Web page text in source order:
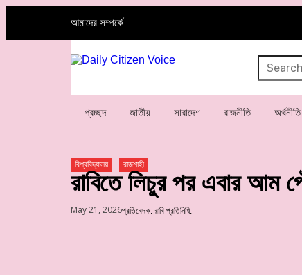
আমাদের সম্পর্কে
প্রচ্ছদ জাতীয় সারাদেশ রাজনীতি অর্থনীতি
বিশ্ববিদ্যালয় রাজশাহী
রাবিতে লিচুর পর এবার আম
May 21, 2026প্রতিবেদক: রাবি প্রতিনিধি: